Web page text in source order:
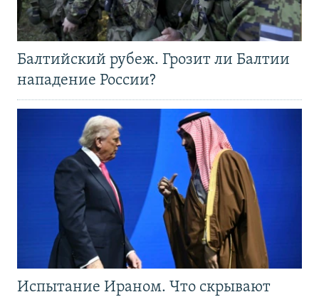
Балтийский рубеж. Грозит ли Балтии
нападение России?
Испытание Ираном. Что скрывают